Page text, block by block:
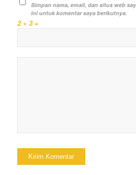
Simpan nama, email, dan situs web
ini untuk komentar saya berikutnya.
2 × 3 =